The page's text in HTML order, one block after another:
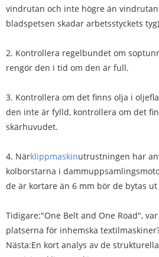
vindrutan och inte högre än
bladspetsen skadar arbetsstyckets tyg)
2. Kontrollera regelbundet om
rengör den i tid om den är full.
3. Kontrollera om det finns olja i
den inte är fylld, kontrollera om det
skärhuvudet.
4. Närklippmaskinutrustningen har
kolborstarna i
de är kortare än 6 mm bör de bytas
Tidigare:​"One Belt and One Road",
platserna för inhemska
Nästa:En kort analys av de